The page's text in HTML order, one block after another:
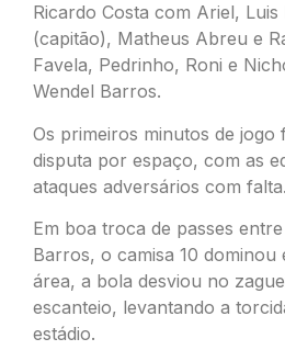
Ricardo Costa com Ariel, Luis
(capitão), Matheus Abreu e
Favela, Pedrinho, Roni e
Wendel Barros.
Os primeiros minutos de jogo
disputa por espaço, com as
ataques adversários com falta.
Em boa troca de passes
Barros, o camisa 10
área, a bola desviou no
escanteio, levantando a
estádio.